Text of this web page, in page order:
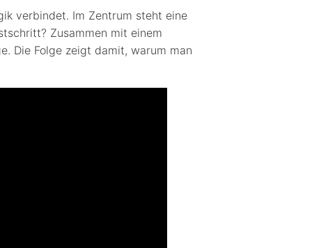
verbindet. Im Zentrum steht eine
Zusammen mit einem
Die Folge zeigt damit, warum man